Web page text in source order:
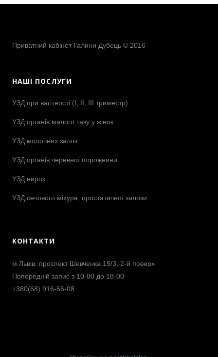
Приватний кабінет Галини Дубець © 2016
НАШІ ПОСЛУГИ
УЗД при вагітності (І, ІІ, ІІІ триместр)
УЗД органів малого тазу у жінок
УЗД молочних залоз
УЗД органів черевної порожнини
УЗД нирок
УЗД сечового міхура, простатичної залози
КОНТАКТИ
м.Львів, проспект Шевченка 15/3, 2-й поверх
Попередній запис з 10-00 до 18-00
+380(68) 916-66-08